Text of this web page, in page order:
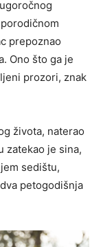
prepoznao
Ono što ga je
prozori, znak
života, naterao
zatekao je sina,
sedištu,
petogodišnja